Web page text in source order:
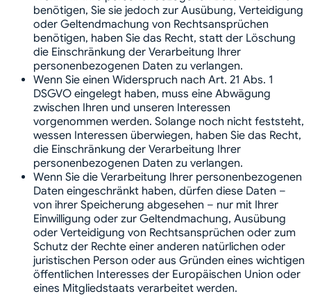
benötigen, Sie sie jedoch zur Ausübung, Verteidigung
oder Geltendmachung von Rechtsansprüchen
benötigen, haben Sie das Recht, statt der Löschung
die Einschränkung der Verarbeitung Ihrer
personenbezogenen Daten zu verlangen.
Wenn Sie einen Widerspruch nach Art. 21 Abs. 1
DSGVO eingelegt haben, muss eine Abwägung
zwischen Ihren und unseren Interessen
vorgenommen werden. Solange noch nicht feststeht,
wessen Interessen überwiegen, haben Sie das Recht,
die Einschränkung der Verarbeitung Ihrer
personenbezogenen Daten zu verlangen.
Wenn Sie die Verarbeitung Ihrer personenbezogenen
Daten eingeschränkt haben, dürfen diese Daten –
von ihrer Speicherung abgesehen – nur mit Ihrer
Einwilligung oder zur Geltendmachung, Ausübung
oder Verteidigung von Rechtsansprüchen oder zum
Schutz der Rechte einer anderen natürlichen oder
juristischen Person oder aus Gründen eines wichtigen
öffentlichen Interesses der Europäischen Union oder
eines Mitgliedstaats verarbeitet werden.